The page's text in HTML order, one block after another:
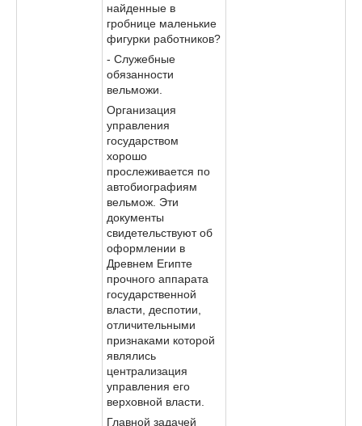
найденные в
гробнице маленькие
фигурки работников?
- Служебные
обязанности
вельможи.
Организация
управления
государством
хорошо
прослеживается по
автобиографиям
вельмож. Эти
документы
свидетельствуют об
оформлении в
Древнем Египте
прочного аппарата
государственной
власти, деспотии,
отличительными
признаками которой
являлись
централизация
управления его
верховной власти.
Главной задачей